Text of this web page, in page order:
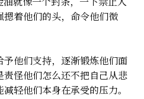
着他们的头，命令他们微
他们支持，逐渐锻炼他们面
怪他们怎么还不把自己从悲
轻他们本身在承受的压力。